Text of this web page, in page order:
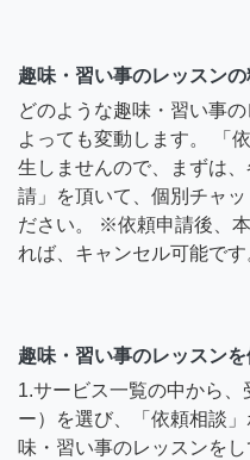
趣味・習い事のレッスン
どのような趣味・習い事
よっても変動します。 「
生しませんので、まずは
請」を頂いて、個別チャ
ださい。 ※依頼申請後、
れば、キャンセル可能です
趣味・習い事のレッスン
1.サービス一覧の中から
ー）を選び、「依頼相談
味・習い事のレッスンを